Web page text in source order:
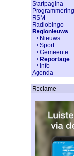
Startpagina
Programmering
RSM
Radiobingo
Regionieuws
Nieuws
Sport
Gemeente
Reportage
Info
Agenda
Reclame